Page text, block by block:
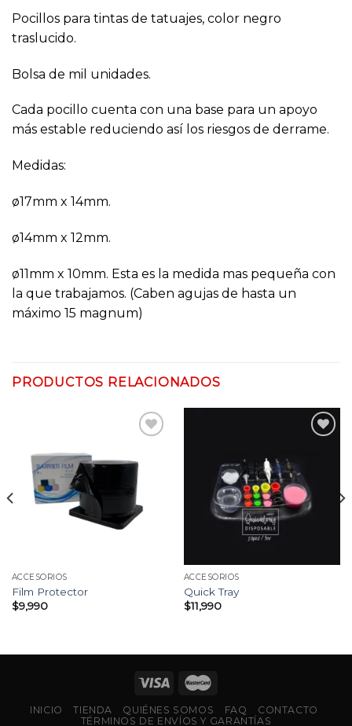
Pocillos para tintas de tatuajes, color negro
traslucido.
Bolsa de mil unidades.
Cada pocillo cuenta con una base para un apoyo
más estable reduciendo así los riesgos de derrame.
Medidas:
ø17mm x 14mm.
ø14mm x 12mm.
ø11mm x 10mm. Esta es la medida mas pequeña con
la que trabajamos. (Caben agujas de hasta un
máximo 15 magnum)
PRODUCTOS RELACIONADOS
Añadir
lista
de
deseos
ACCESORIOS
Film Protector
$9,990
Añadir
lista
ACCESORIOS
Quick Tray
$11,990
INICIO TIENDA QUIÉNES SOMOS FAQ
CONTACTO
TÉRMINOS DE ENVÍOS Y GARANTÍAS